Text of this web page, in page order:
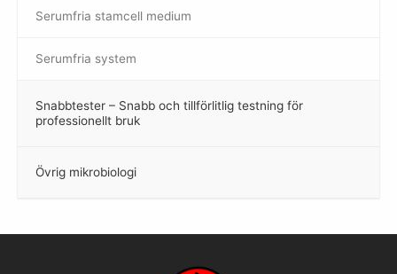
Serumfria stamcell medium
Serumfria system
Snabbtester – Snabb och tillförlitlig testning för
professionellt bruk
–
Övrig mikrobiologi
–